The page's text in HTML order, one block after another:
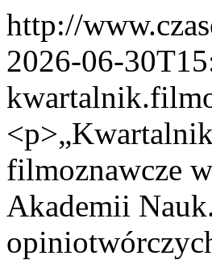
http://
2026-06-
filmoznawcze
Akademii